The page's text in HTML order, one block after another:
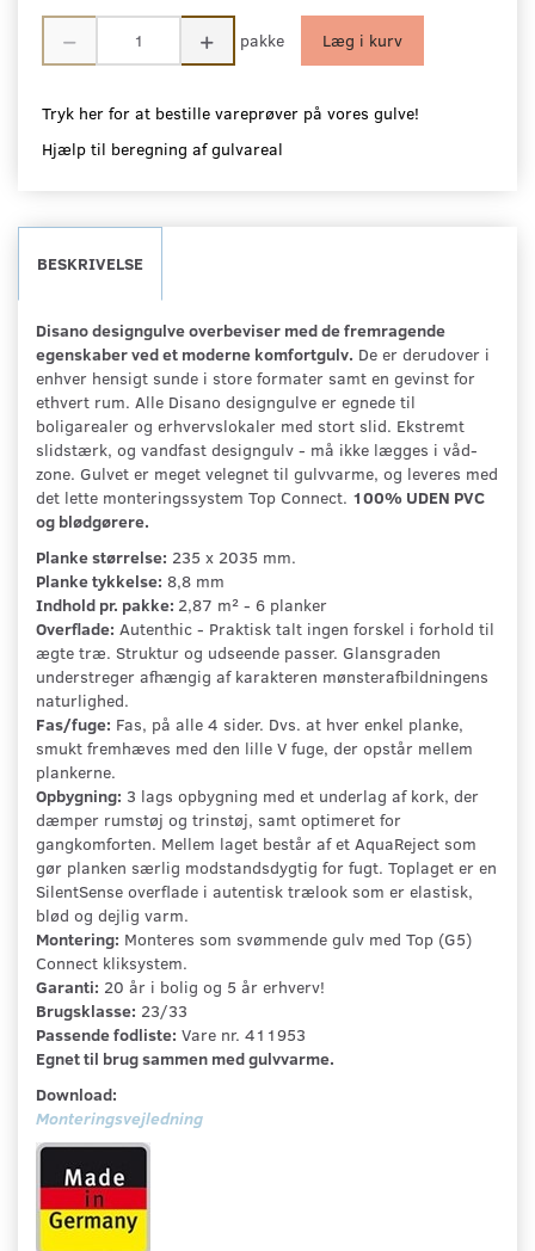
pakke Læg i kurv
Tryk her for at bestille vareprøver på vores gulve!
Hjælp til beregning af gulvareal
BESKRIVELSE
Disano designgulve overbeviser med de fremragende
egenskaber ved et moderne komfortgulv. De er derudover i
enhver hensigt sunde i store formater samt en gevinst for
ethvert rum. Alle Disano designgulve er egnede til
boligarealer og erhvervslokaler med stort slid. Ekstremt
slidstærk, og vandfast designgulv - må ikke lægges i våd-
zone. Gulvet er meget velegnet til gulvvarme, og leveres med
det lette monteringssystem Top Connect. 100% UDEN PVC
og blødgørere.
Planke størrelse: 235 x 2035 mm.
Planke tykkelse: 8,8 mm
Indhold pr. pakke: 2,87 m² - 6 planker
Overflade: Autenthic - Praktisk talt ingen forskel i forhold til
ægte træ. Struktur og udseende passer. Glansgraden
understreger afhængig af karakteren mønsterafbildningens
naturlighed.
Fas/fuge: Fas, på alle 4 sider. Dvs. at hver enkel planke,
smukt fremhæves med den lille V fuge, der opstår mellem
plankerne.
Opbygning: 3 lags opbygning med et underlag af kork, der
dæmper rumstøj og trinstøj, samt optimeret for
gangkomforten. Mellem laget består af et AquaReject som
gør planken særlig modstandsdygtig for fugt. Toplaget er en
SilentSense overflade i autentisk trælook som er elastisk,
blød og dejlig varm.
Montering: Monteres som svømmende gulv med Top (G5)
Connect kliksystem.
Garanti: 20 år i bolig og 5 år erhverv!
Brugsklasse: 23/33
Passende fodliste: Vare nr. 411953
Egnet til brug sammen med gulvvarme.
Download:
Monteringsvejledning